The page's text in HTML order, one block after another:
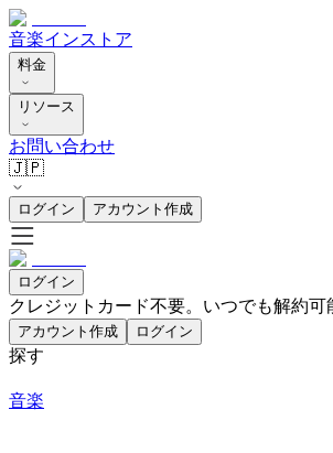
音楽インストア
料金
リソース
お問い合わせ
🇯🇵
ログイン アカウント作成
ログイン
クレジットカード不要。いつでも解約可
アカウント作成 ログイン
探す
音楽